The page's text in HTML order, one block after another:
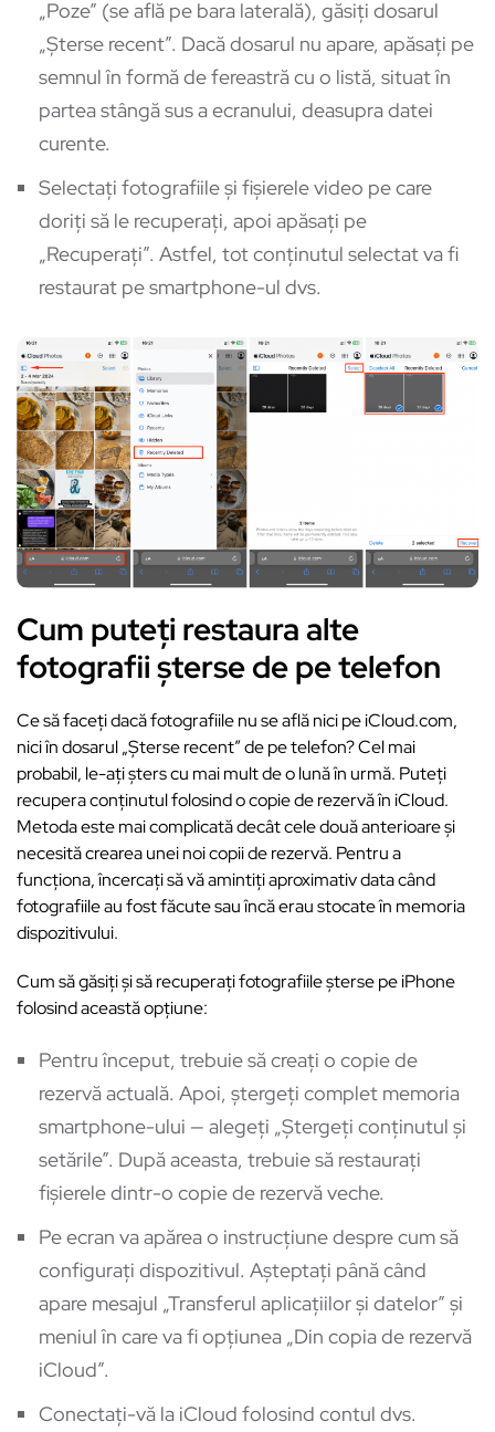
„Poze” (se află pe bara laterală), găsiți dosarul
„Șterse recent”. Dacă dosarul nu apare, apăsați pe
semnul în formă de fereastră cu o listă, situat în
partea stângă sus a ecranului, deasupra datei
curente.
Selectați fotografiile și fișierele video pe care
doriți să le recuperați, apoi apăsați pe
„Recuperați”. Astfel, tot conținutul selectat va fi
restaurat pe smartphone-ul dvs.
Cum puteți restaura alte
fotografii șterse de pe telefon
Ce să faceți dacă fotografiile nu se află nici pe iCloud.com,
nici în dosarul „Șterse recent” de pe telefon? Cel mai
probabil, le-ați șters cu mai mult de o lună în urmă. Puteți
recupera conținutul folosind o copie de rezervă în iCloud.
Metoda este mai complicată decât cele două anterioare și
necesită crearea unei noi copii de rezervă. Pentru a
funcționa, încercați să vă amintiți aproximativ data când
fotografiile au fost făcute sau încă erau stocate în memoria
dispozitivului.
Cum să găsiți și să recuperați fotografiile șterse pe iPhone
folosind această opțiune:
Pentru început, trebuie să creați o copie de
rezervă actuală. Apoi, ștergeți complet memoria
smartphone-ului — alegeți „Ștergeți conținutul și
setările”. După aceasta, trebuie să restaurați
fișierele dintr-o copie de rezervă veche.
Pe ecran va apărea o instrucțiune despre cum să
configurați dispozitivul. Așteptați până când
apare mesajul „Transferul aplicațiilor și datelor” și
meniul în care va fi opțiunea „Din copia de rezervă
iCloud”.
Conectați-vă la iCloud folosind contul dvs.